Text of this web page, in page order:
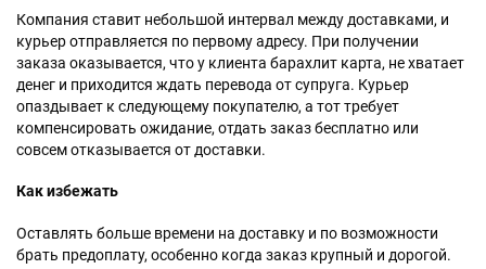
Компания ставит небольшой интервал между доставками, и
курьер отправляется по первому адресу. При получении
заказа оказывается, что у клиента барахлит карта, не хватает
денег и приходится ждать перевода от супруга. Курьер
опаздывает к следующему покупателю, а тот требует
компенсировать ожидание, отдать заказ бесплатно или
совсем отказывается от доставки.
Как избежать
Оставлять больше времени на доставку и по возможности
брать предоплату, особенно когда заказ крупный и дорогой.